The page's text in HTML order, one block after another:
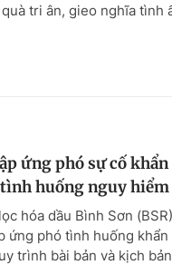
tri ân, gieo nghĩa tình
ứng phó sự cố khẩn
huống nguy hiểm
hóa dầu Bình Sơn
ứng phó tình huống
trình bài bản và kịch